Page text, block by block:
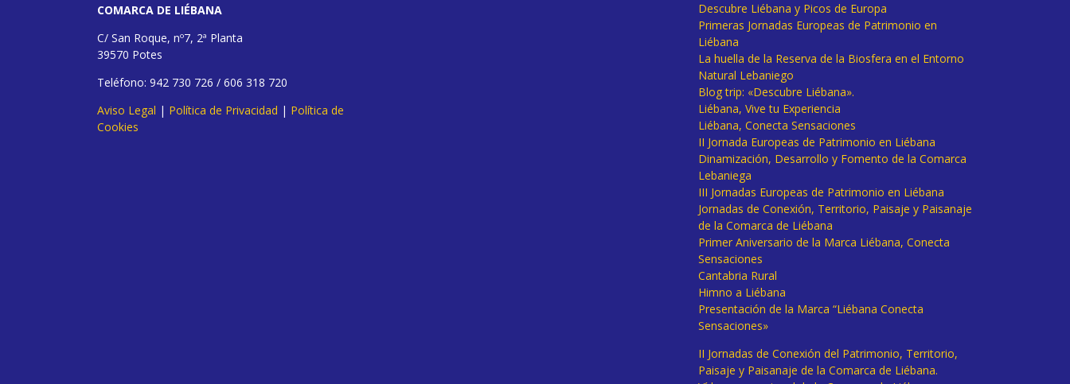
COMARCA DE LIÉBANA
C/ San Roque, nº7, 2ª Planta
39570 Potes
Teléfono: 942 730 726 / 606 318 720
Aviso Legal | Política de Privacidad | Política de
Cookies
Descubre Liébana y Picos de Europa
Primeras Jornadas Europeas de Patrimonio en
Liébana
La huella de la Reserva de la Biosfera en el Entorno
Natural Lebaniego
Blog trip: «Descubre Liébana».
Liébana, Vive tu Experiencia
Liébana, Conecta Sensaciones
II Jornada Europeas de Patrimonio en Liébana
Dinamización, Desarrollo y Fomento de la Comarca
Lebaniega
III Jornadas Europeas de Patrimonio en Liébana
Jornadas de Conexión, Territorio, Paisaje y Paisanaje
de la Comarca de Liébana
Primer Aniversario de la Marca Liébana, Conecta
Sensaciones
Cantabria Rural
Himno a Liébana
Presentación de la Marca “Liébana Conecta
Sensaciones»
II Jornadas de Conexión del Patrimonio, Territorio,
Paisaje y Paisanaje de la Comarca de Liébana.